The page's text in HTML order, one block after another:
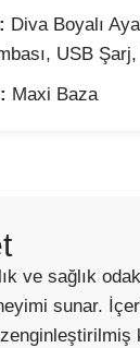
Diva Boyalı
USB
Maxi Baza
ve sağlık
sunar.